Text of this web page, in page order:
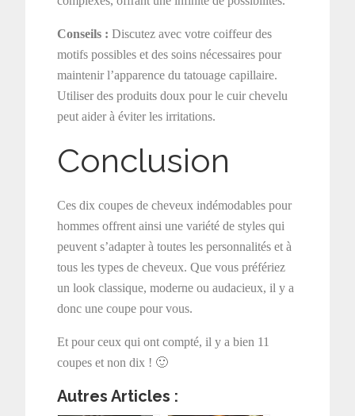
Conseils : Discutez avec votre coiffeur des
motifs possibles et des soins nécessaires pour
maintenir l’apparence du tatouage capillaire.
Utiliser des produits doux pour le cuir chevelu
peut aider à éviter les irritations.
Conclusion
Ces dix coupes de cheveux indémodables pour
hommes offrent ainsi une variété de styles qui
peuvent s’adapter à toutes les personnalités et à
tous les types de cheveux. Que vous préfériez
un look classique, moderne ou audacieux, il y a
donc une coupe pour vous.
Et pour ceux qui ont compté, il y a bien 11
coupes et non dix ! 🙂
Autres Articles :